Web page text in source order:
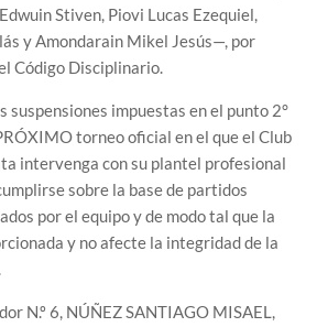
Stiven, Piovi Lucas Ezequiel,
y Amondarain Mikel Jesús—, por
Código Disciplinario.
suspensiones impuestas en el punto 2°
torneo oficial en el que el Club
intervenga con su plantel profesional
sobre la base de partidos
por el equipo y de modo tal que la
y no afecte la integridad de la
N.º 6, NÚÑEZ SANTIAGO MISAEL,